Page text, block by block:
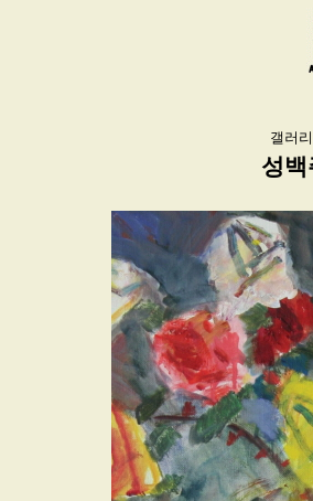
갤러
성백